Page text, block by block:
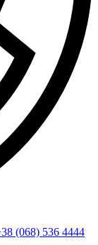
(068) 536 4444